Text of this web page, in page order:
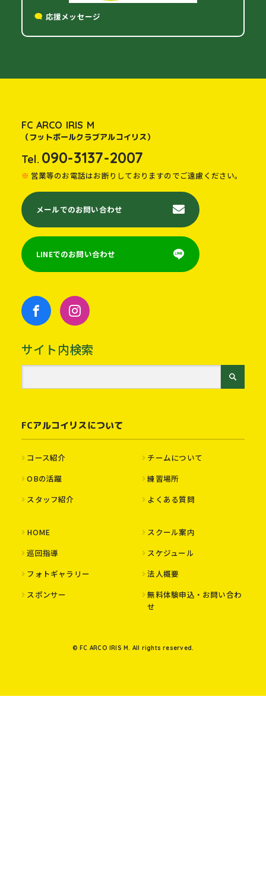
応援メッセージ
FC ARCO IRIS M
（フットボールクラブアルコイリス）
Tel. 090-3137-2007
営業等のお電話はお断りしておりますのでご遠慮ください。
メールでのお問い合わせ
LINEでのお問い合わせ
サイト内検索
FCアルコイリスについて
コース紹介
チームについて
OBの活躍
練習場所
スタッフ紹介
よくある質問
HOME
スクール案内
巡回指導
スケジュール
フォトギャラリー
法人概要
スポンサー
無料体験申込・お問い合わ
せ
© FC ARCO IRIS M. All rights reserved.